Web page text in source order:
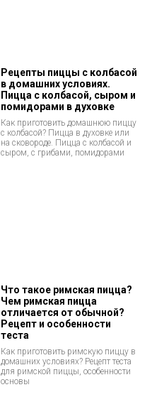
Рецепты пиццы с колбасой
в домашних условиях.
Пицца с колбасой, сыром и
помидорами в духовке
Как приготовить домашнюю пиццу
с колбасой? Пицца в духовке или
на сковороде. Пицца с колбасой и
сыром, с грибами, помидорами
Что такое римская пицца?
Чем римская пицца
отличается от обычной?
Рецепт и особенности
теста
Как приготовить римскую пиццу в
домашних условиях? Рецепт теста
для римской пиццы, особенности
основы